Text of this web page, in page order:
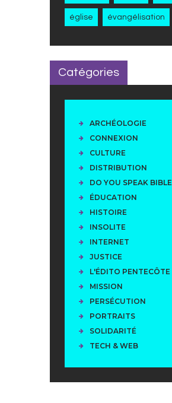
église évangélisation
Catégories
ARCHÉOLOGIE
CONNEXION
CULTURE
DISTRIBUTION
DO YOU SPEAK BIBLE
ÉDUCATION
HISTOIRE
INSOLITE
INTERNET
JUSTICE
L'ÉDITO PENTECÔTE
MISSION
PERSÉCUTION
PORTRAITS
SOLIDARITÉ
TECH & WEB